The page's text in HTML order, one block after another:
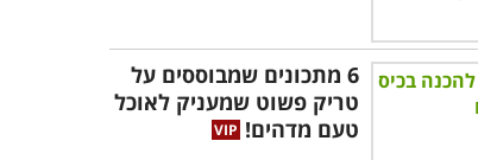
6 מתכונים שמבוססים על
טריק פשוט שמעניק לאוכל
טעם מדהים!